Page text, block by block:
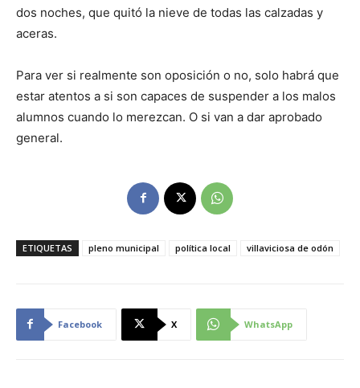
dos noches, que quitó la nieve de todas las calzadas y
aceras.
Para ver si realmente son oposición o no, solo habrá que
estar atentos a si son capaces de suspender a los malos
alumnos cuando lo merezcan. O si van a dar aprobado
general.
ETIQUETAS pleno municipal política local villaviciosa de odón
Facebook X WhatsApp